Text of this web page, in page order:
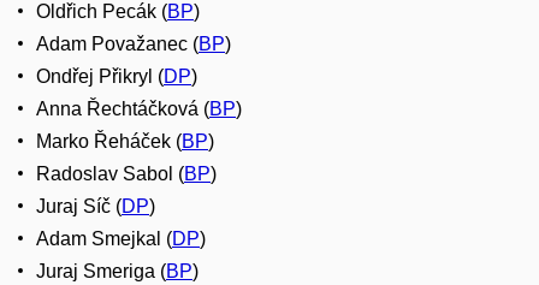
Oldřich Pecák (BP)
Adam Považanec (BP)
Ondřej Přikryl (DP)
Anna Řechtáčková (BP)
Marko Řeháček (BP)
Radoslav Sabol (BP)
Juraj Síč (DP)
Adam Smejkal (DP)
Juraj Smeriga (BP)